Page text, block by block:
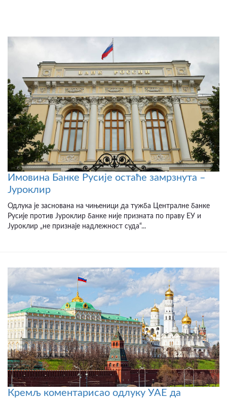
Имовина Банке Русије остаће замрзнута –
Јуроклир
Одлука је заснована на чињеници да тужба Централне банке
Русије против Јуроклир банке није призната по праву ЕУ и
Јуроклир „не признаје надлежност суда“...
Кремљ коментарисао одлуку УАЕ да